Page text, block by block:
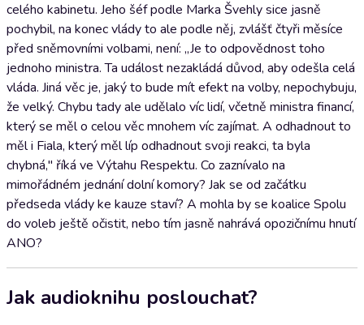
celého kabinetu. Jeho šéf podle Marka Švehly sice jasně
pochybil, na konec vlády to ale podle něj, zvlášť čtyři měsíce
před sněmovními volbami, není: „Je to odpovědnost toho
jednoho ministra. Ta událost nezakládá důvod, aby odešla celá
vláda. Jiná věc je, jaký to bude mít efekt na volby, nepochybuju,
že velký. Chybu tady ale udělalo víc lidí, včetně ministra financí,
který se měl o celou věc mnohem víc zajímat. A odhadnout to
měl i Fiala, který měl líp odhadnout svoji reakci, ta byla
chybná," říká ve Výtahu Respektu. Co zaznívalo na
mimořádném jednání dolní komory? Jak se od začátku
předseda vlády ke kauze staví? A mohla by se koalice Spolu
do voleb ještě očistit, nebo tím jasně nahrává opozičnímu hnutí
ANO?
Jak audioknihu poslouchat?